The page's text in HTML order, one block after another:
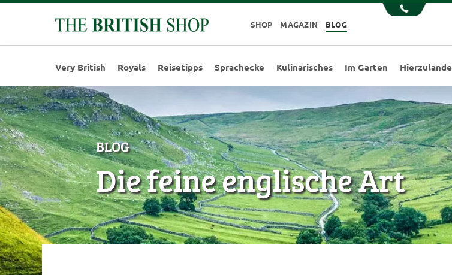
SHOP MAGAZIN BLOG
Very British Royals Reisetipps Sprachecke Kulinarisches Im Garten Hierzulande
BLOG
Die feine englische Art